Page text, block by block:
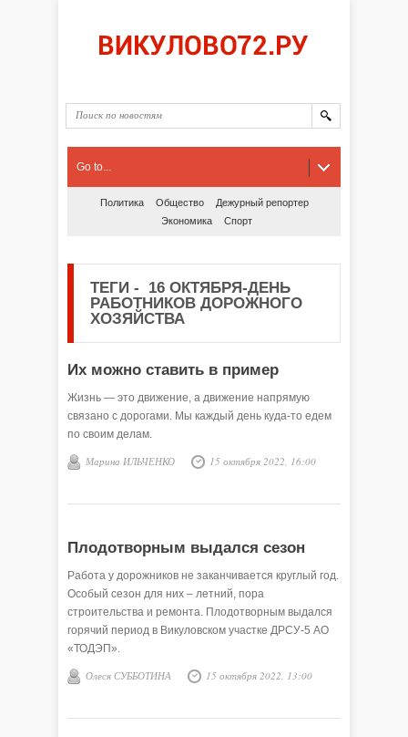
Go to...
Политика Общество
Дежурный репортер
Экономика
Спорт
ТЕГИ - 16 ОКТЯБРЯ-ДЕНЬ
РАБОТНИКОВ ДОРОЖНОГО
ХОЗЯЙСТВА
Их можно ставить в пример
Жизнь — это движение, а движение напрямую
связано с дорогами. Мы каждый день куда-то едем
по своим делам.
Марина ИЛЬЧЕНКО 15 октября 2022, 16:00
Плодотворным выдался сезон
Работа у дорожников не заканчивается круглый год.
Особый сезон для них – летний, пора
строительства и ремонта. Плодотворным выдался
горячий период в Викуловском участке ДРСУ-5 АО
«ТОДЭП».
Олеся СУББОТИНА 15 октября 2022, 13:00